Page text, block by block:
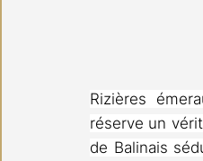
Rizières
réserve un
de Balinais